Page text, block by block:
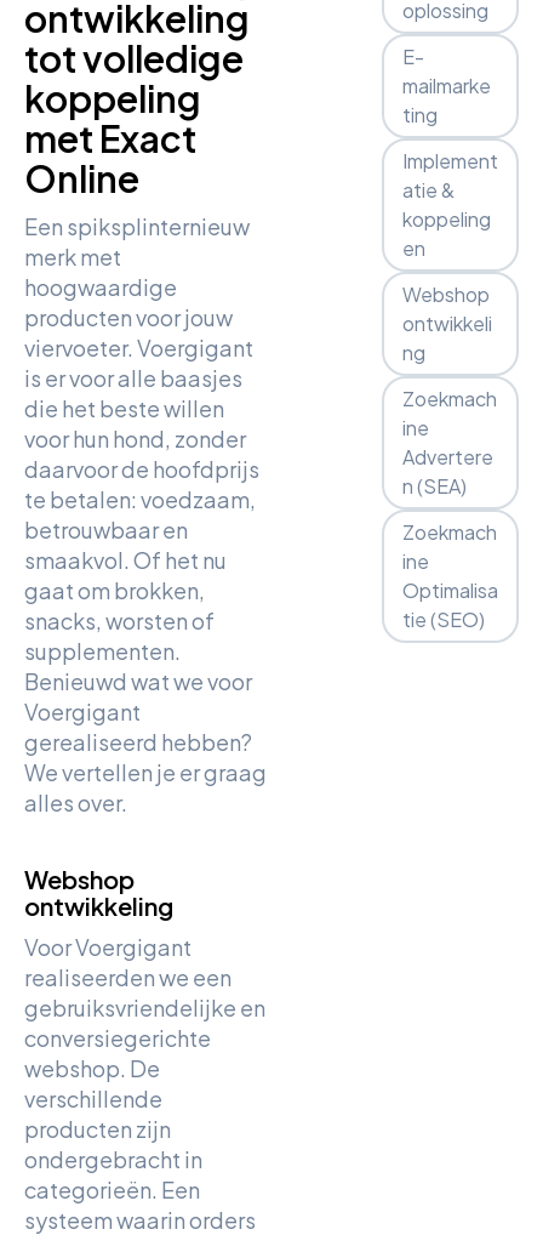
ontwikkeling
tot volledige
koppeling
met Exact
Online
Een spiksplinternieuw
merk met
hoogwaardige
producten voor jouw
viervoeter. Voergigant
is er voor alle baasjes
die het beste willen
voor hun hond, zonder
daarvoor de hoofdprijs
te betalen: voedzaam,
betrouwbaar en
smaakvol. Of het nu
gaat om brokken,
snacks, worsten of
supplementen.
Benieuwd wat we voor
Voergigant
gerealiseerd hebben?
We vertellen je er graag
alles over.
Webshop
ontwikkeling
Voor Voergigant
realiseerden we een
gebruiksvriendelijke en
conversiegerichte
webshop. De
verschillende
producten zijn
ondergebracht in
categorieën. Een
systeem waarin orders
oplossing
E-
mailmarke
ting
Implement
atie &
koppeling
en
Webshop
ontwikkeli
ng
Zoekmach
ine
Advertere
n (SEA)
Zoekmach
ine
Optimalisa
tie (SEO)